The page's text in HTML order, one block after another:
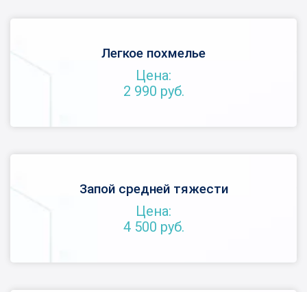
Легкое похмелье
Цена:
2 990 руб.
Запой средней тяжести
Цена:
4 500 руб.